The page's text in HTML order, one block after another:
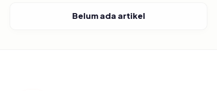
Belum ada artikel